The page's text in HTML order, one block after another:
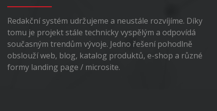
Redakční systém udržujeme a neustále rozvíjíme. Díky
tomu je projekt stále technicky vyspělým a odpovídá
současným trendům vývoje. Jedno řešení pohodlně
obslouží web, blog, katalog produktů, e-shop a různé
formy landing page / microsite.